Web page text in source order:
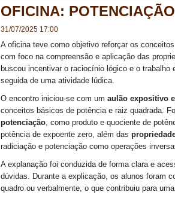
OFICINA:
31/07/2025 17:00
A oficina teve como objetivo reforçar os
com foco na compreensão e aplicação das
buscou incentivar o raciocínio lógico e o
seguida de uma atividade lúdica.
O encontro iniciou-se com um aulão expositivo
conceitos básicos de potência e raiz quadrada.
potenciação, como produto e quociente de
potência de expoente zero, além das
radiciação e potenciação como operações
A explanação foi conduzida de forma clara e
dúvidas. Durante a explicação, os alunos foram
quadro ou verbalmente, o que contribuiu para